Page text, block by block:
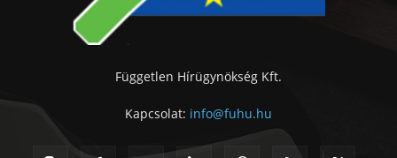
Független Hírügynökség Kft.
Kapcsolat: info@fuhu.hu